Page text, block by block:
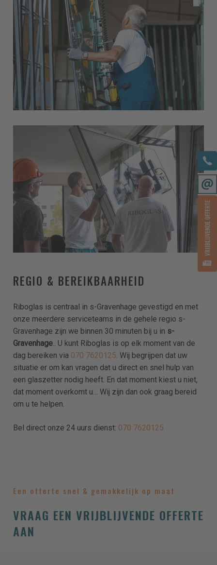
REGIO & BEREIKBAARHEID
Riboglas is centraal in s-Gravenhage gevestigd en met
onze meerdere serviceteams in de gehele regio s-
Gravenhage zijn we binnen 30 minuten bij u in s-
Gravenhage.. U kunt Riboglas is op elk moment van de
dag bereiken via 070 7620125. Wij begrijpen dat uw
situatie er om kan vragen dat u direct en snel hulp van
een glaszetter nodig heeft. En dat moment kiest u niet,
dat moment overkomt u… Wij zijn dan ook graag bereid
om u te helpen.
Bel direct onze 24 uurs dienst: 070 7620125
Een offerte snel & gemakkelijk op maat
VRAAG EEN VRIJBLIJVENDE OFFERTE
AAN